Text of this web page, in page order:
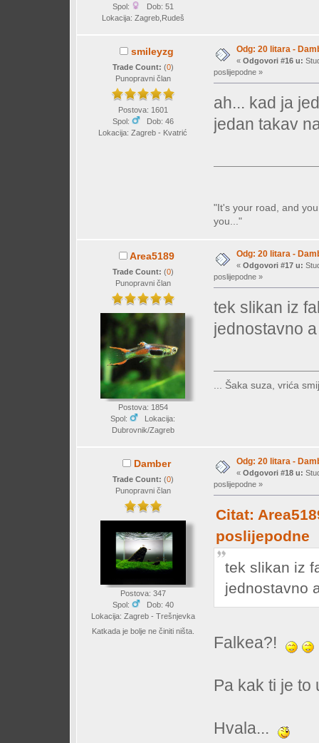
Spol:
Dob: 51
Lokacija: Zagreb,Rudeš
smileyzg
Trade Count: (0)
Punopravni član
Postova: 1601
Spol:
Dob: 46
Lokacija: Zagreb - Kvatrić
Odg: 20 litara -
« Odgovori #16 u:
poslijepodne »
ah... kad ja
jedan takav
"It's your road, and
you..."
Area5189
Trade Count: (0)
Punopravni član
Postova: 1854
Spol:
Lokacija:
Dubrovnik/Zagreb
Odg: 20 litara -
« Odgovori #17 u:
poslijepodne »
tek slikan iz
jednostavno
... Šaka suza, vrića
Damber
Trade Count: (0)
Punopravni član
Postova: 347
Spol:
Dob: 40
Lokacija: Zagreb - Trešnjevka
Katkada je bolje ne činiti ništa.
Odg: 20 litara -
« Odgovori #18 u:
poslijepodne »
Citat:
poslijepodne
tek slikan iz
jednostavno
Falkea?!
Pa kak ti je
Hvala...